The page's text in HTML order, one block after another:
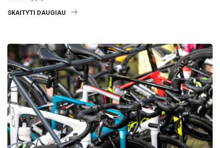
SKAITYTI DAUGIAU